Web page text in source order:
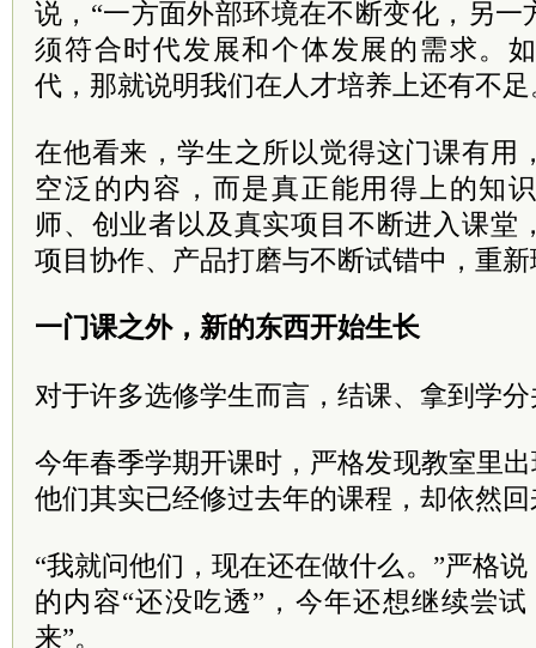
说，“一方面外部环境在不断变化，另
须符合时代发展和个体发展的需求。
代，那就说明我们在人才培养上还有不足
在他看来，学生之所以觉得这门课有用
空泛的内容，而是真正能用得上的知
师、创业者以及真实项目不断进入课堂
项目协作、产品打磨与不断试错中，重
一门课之外，新的东西开始生长
对于许多选修学生而言，结课、拿到学
今年春季学期开课时，严格发现教室里
他们其实已经修过去年的课程，却依然
“我就问他们，现在还在做什么。”严格
的内容“还没吃透”，今年还想继续尝
来”。